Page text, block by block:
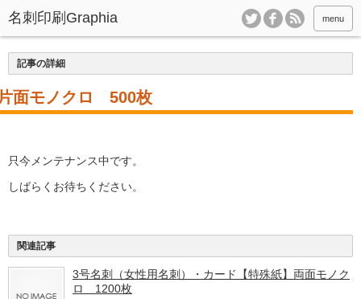
menu
記事の詳細
面モノクロ 500枚
只今メンテナンス中です。
しばらくお待ちください。
関連記事
3号名刺（女性用名刺）・カード【特殊紙】両面モノク
ロ 1200枚